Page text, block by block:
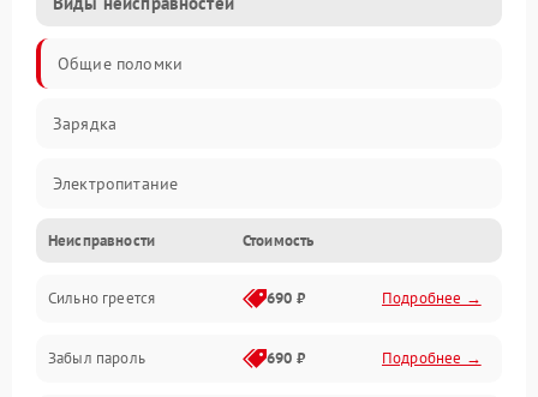
Общие поломки
Зарядка
Электропитание
Экран и изображение
Дисплей
Экран (дисплей)
Неисправности Стоимость
Сильно греется 690 ₽ Подробнее →
Забыл пароль 690 ₽ Подробнее →